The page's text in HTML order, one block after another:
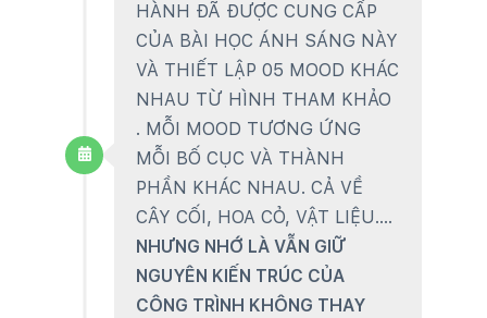
HÀNH ĐÃ ĐƯỢC CUNG CẤP
CỦA BÀI HỌC ÁNH SÁNG NÀY
VÀ THIẾT LẬP 05 MOOD KHÁC
NHAU TỪ HÌNH THAM KHẢO
. MỖI MOOD TƯƠNG ỨNG
MỖI BỐ CỤC VÀ THÀNH
PHẦN KHÁC NHAU. CẢ VỀ
CÂY CỐI, HOA CỎ, VẬT LIỆU….
NHƯNG NHỚ LÀ VẪN GIỮ
NGUYÊN KIẾN TRÚC CỦA
CÔNG TRÌNH KHÔNG THAY